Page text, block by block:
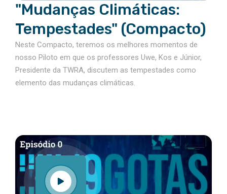
"Mudanças Climáticas:
Tempestades" (Compacto)
Neste Compacto, teremos os melhores momentos de
nosso Piloto em que os professores Uwe, Kos e Júnior,
Presidente da TWRA, discutem as tempestades como
elemento das mudanças climáticas.